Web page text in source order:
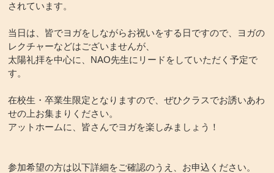
されています。
当日は、皆でヨガをしながらお祝いをする日ですので、ヨガの
レクチャーなどはございませんが、
太陽礼拝を中心に、NAO先生にリードをしていただく予定で
す。
在校生・卒業生限定となりますので、ぜひクラスでお誘いあわ
せの上お集まりください。
アットホームに、皆さんでヨガを楽しみましょう！
参加希望の方は以下詳細をご確認のうえ、お申込ください。